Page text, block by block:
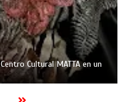
Cultural MATTA en un